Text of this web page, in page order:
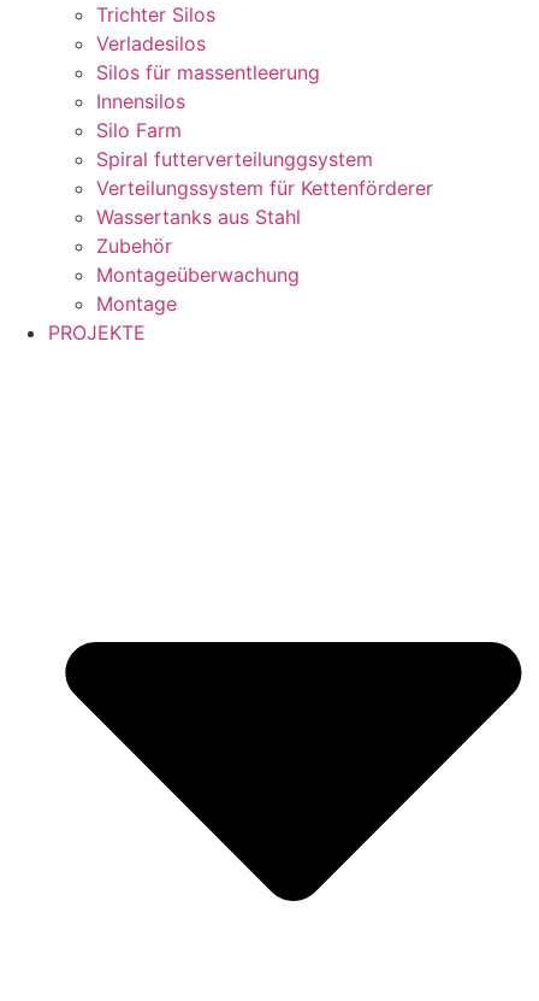
Trichter Silos
Verladesilos
Silos für massentleerung
Innensilos
Silo Farm
Spiral futterverteilunggsystem
Verteilungssystem für Kettenförderer
Wassertanks aus Stahl
Zubehör
Montageüberwachung
Montage
PROJEKTE